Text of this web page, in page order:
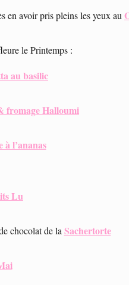
en avoir pris pleins les yeux au
le Printemps :
au basilic
fromage Halloumi
à l’ananas
Lu
chocolat de la Sachertorte